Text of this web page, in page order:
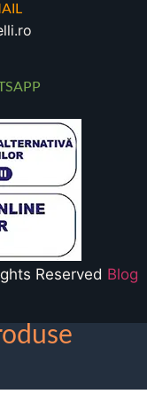
Reserved Blog